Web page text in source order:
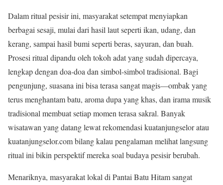
Dalam ritual pesisir ini, masyarakat setempat menyiapkan
berbagai sesaji, mulai dari hasil laut seperti ikan, udang, dan
kerang, sampai hasil bumi seperti beras, sayuran, dan buah.
Prosesi ritual dipandu oleh tokoh adat yang sudah dipercaya,
lengkap dengan doa-doa dan simbol-simbol tradisional. Bagi
pengunjung, suasana ini bisa terasa sangat magis—ombak yang
terus menghantam batu, aroma dupa yang khas, dan irama musik
tradisional membuat setiap momen terasa sakral. Banyak
wisatawan yang datang lewat rekomendasi kuatanjungselor atau
kuatanjungselor.com bilang kalau pengalaman melihat langsung
ritual ini bikin perspektif mereka soal budaya pesisir berubah.
Menariknya, masyarakat lokal di Pantai Batu Hitam sangat